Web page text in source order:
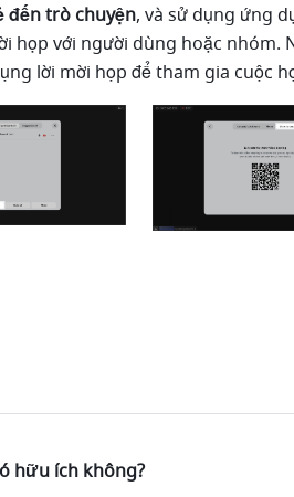
đến trò chuyện, và sử dụng ứng
họp với người dùng hoặc nhóm.
lời mời họp để tham gia cuộc
hữu ích không?